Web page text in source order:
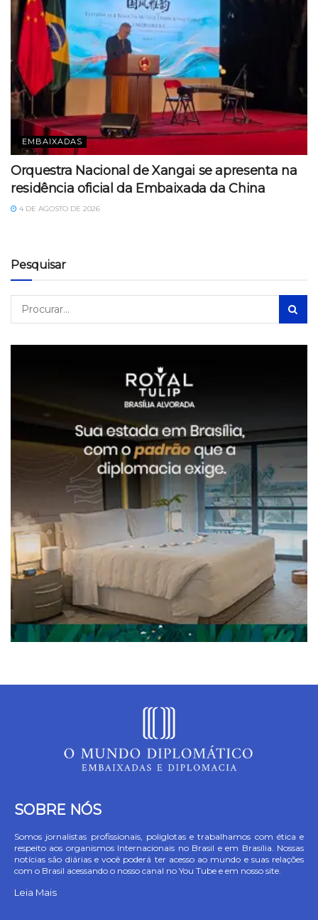
EMBAIXADAS
Orquestra Nacional de Xangai se apresenta na
residência oficial da Embaixada da China
4 DE AGOSTO DE 2026
Pesquisar
SOBRE NÓS
Somos jornalistas profissionais, poliglotas e trabalhamos com ética e
respeito aos organismos Internacionais no Brasil e em Brasília. Nossas
notícias são diárias e você poderá ter acesso ao mundo e suas relações
com o Brasil acessando o nosso canal no You Tube e em nosso site.
Leia Mais